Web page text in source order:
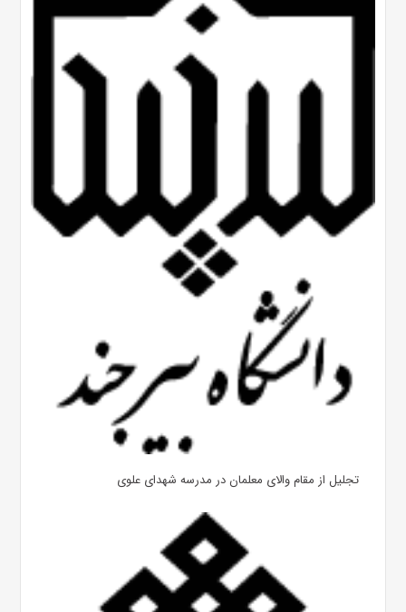
تجلیل از مقام والای معلمان در مدرسه شهدای علوی